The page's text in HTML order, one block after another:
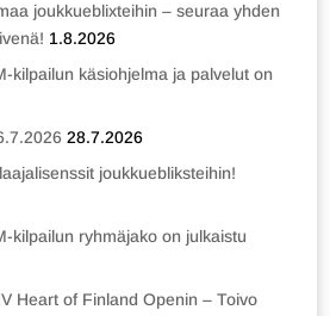
joukkueblixteihin – seuraa yhden
1.8.2026
kilpailun käsiohjelma ja palvelut on
28.7.2026
joukkuebliksteihin!
kilpailun ryhmäjako on julkaistu
Heart of Finland Openin – Toivo